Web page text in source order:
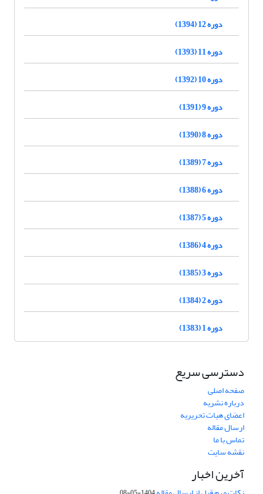
دوره 12 (1394)
دوره 11 (1393)
دوره 10 (1392)
دوره 9 (1391)
دوره 8 (1390)
دوره 7 (1389)
دوره 6 (1388)
دوره 5 (1387)
دوره 4 (1386)
دوره 3 (1385)
دوره 2 (1384)
دوره 1 (1383)
دسترسی سریع
صفحه اصلی
درباره نشریه
اعضای هیات تحریریه
ارسال مقاله
تماس با ما
نقشه سایت
آخرین اخبار